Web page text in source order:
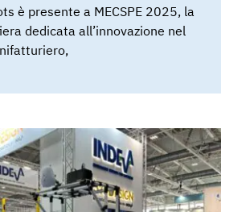
è presente a MECSPE 2025, la
dedicata all’innovazione nel